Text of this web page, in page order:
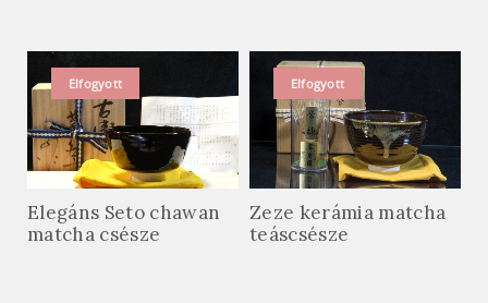
Elfogyott
Elegáns Seto chawan
matcha csésze
Elfogyott
Zeze kerámia matcha
teáscsésze